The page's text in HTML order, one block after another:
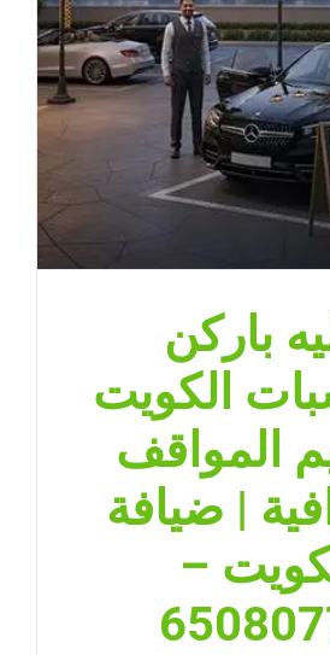
مغلقة
باركن
الكويت
المواقف
| ضيافة
–